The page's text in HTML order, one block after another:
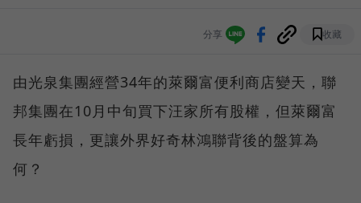
分享 收藏
由光泉集團經營34年的萊爾富便利商店變天，聯
邦集團在10月中旬買下汪家所有股權，但萊爾富
長年虧損，更讓外界好奇林鴻聯背後的盤算為
何？